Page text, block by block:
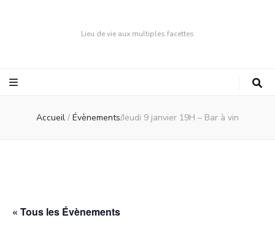
Lieu de vie aux multiples facettes
Accueil / Évènements/Jeudi 9 janvier 19H – Bar à vin
« Tous les Évènements